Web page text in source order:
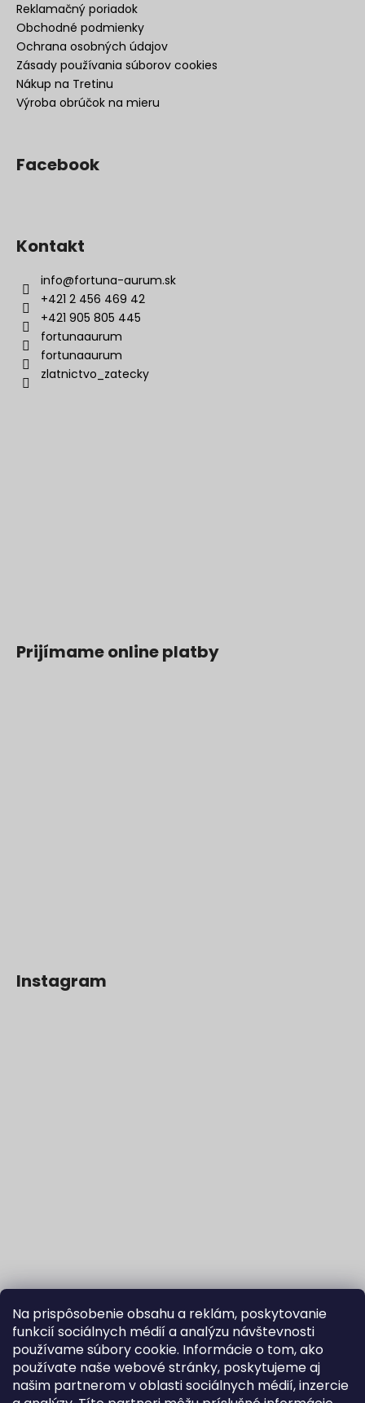
Na prispôsobenie obsahu a reklám, poskytovanie
funkcií sociálnych médií a analýzu návštevnosti
používame súbory cookie. Informácie o tom, ako
používate naše webové stránky, poskytujeme aj
našim partnerom v oblasti sociálnych médií, inzercie
Reklamačný poriadok
Obchodné podmienky
Ochrana osobných údajov
Zásady používania súborov cookies
Nákup na Tretinu
Výroba obrúčok na mieru
Facebook
Kontakt
info@fortuna-aurum.sk
+421 2 456 469 42
+421 905 805 445
fortunaaurum
fortunaaurum
zlatnictvo_zatecky
Prijímame online platby
Instagram
Sledovať na Instagrame